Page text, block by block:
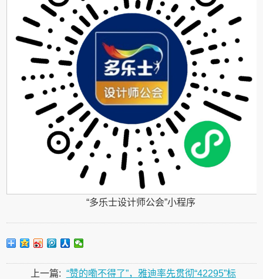
“多乐士设计师公会”小程序
上一篇: “赞的嘞不得了”，雅迪率先贯彻“42295”标